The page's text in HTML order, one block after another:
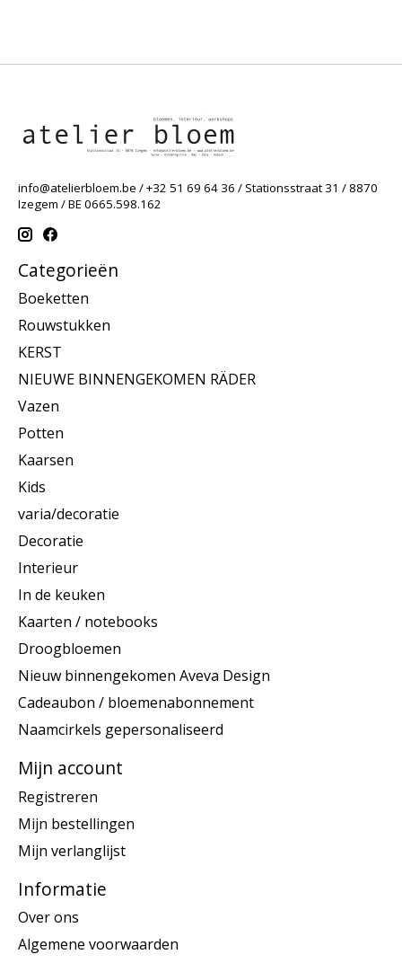
info@atelierbloem.be / +32 51 69 64 36 / Stationsstraat 31 / 8870
Izegem / BE 0665.598.162
Categorieën
Boeketten
Rouwstukken
KERST
NIEUWE BINNENGEKOMEN RÄDER
Vazen
Potten
Kaarsen
Kids
varia/decoratie
Decoratie
Interieur
In de keuken
Kaarten / notebooks
Droogbloemen
Nieuw binnengekomen Aveva Design
Cadeaubon / bloemenabonnement
Naamcirkels gepersonaliseerd
Mijn account
Registreren
Mijn bestellingen
Mijn verlanglijst
Informatie
Over ons
Algemene voorwaarden